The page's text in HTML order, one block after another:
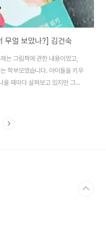
무얼 보았나?] 김건숙
는 그림책에 관한 내용이었고,
학부모였습니다. 아이들을 키우
올 때마다 살펴보고 있지만 그림
어디에든 있는 익숙한 것(?)이
기에 이번에도 책을 찾아보았습